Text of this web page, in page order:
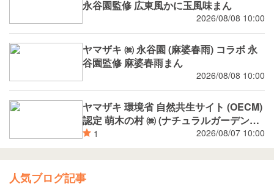
永谷園監修 広東風かに玉風味まん
2026/08/08 10:00
ヤマザキ ㈱ 永谷園 (麻婆春雨) コラボ 永
谷園監修 麻婆春雨まん
2026/08/08 10:00
ヤマザキ 環境省 自然共生サイト (OECM)
認定 萌木の村 ㈱ (ナチュラルガーデンズ
MOEGI) コラボ ランチパック シャインマ
スカットジャム と 白桃ジャム
1 2026/08/07 10:00
人気ブログ記事